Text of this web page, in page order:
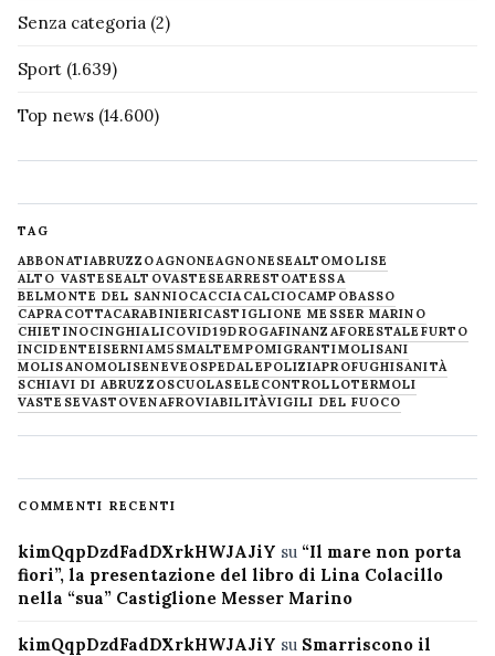
Senza categoria (2)
Sport (1.639)
Top news (14.600)
TAG
ABBONATIABRUZZOAGNONEAGNONESEALTOMOLISE
ALTO VASTESEALTOVASTESEARRESTOATESSA
BELMONTE DEL SANNIOCACCIACALCIOCAMPOBASSO
CAPRACOTTACARABINIERICASTIGLIONE MESSER MARINO
CHIETINOCINGHIALICOVID19DROGAFINANZAFORESTALE FURTO
INCIDENTEISERNIAM5SMALTEMPOMIGRANTIMOLISANI
MOLISANOMOLISENEVE OSPEDALEPOLIZIAPROFUGHISANITÀ
SCHIAVI DI ABRUZZOSCUOLASELECONTROLLOTERMOLI
VASTESEVASTOVENAFROVIABILITÀVIGILI DEL FUOCO
COMMENTI RECENTI
kimQqpDzdFadDXrkHWJAJiY su “Il mare non porta
fiori”, la presentazione del libro di Lina Colacillo
nella “sua” Castiglione Messer Marino
kimQqpDzdFadDXrkHWJAJiY su Smarriscono il